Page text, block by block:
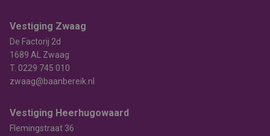
Vestiging Zwaag
De Factorij 2d
1689 AL Zwaag
T. 0229 745 010
zwaag@baanbereik.nl
Vestiging Heerhugowaard
Flemingstraat 36